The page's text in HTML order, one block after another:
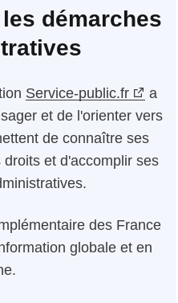
démarches
Service-public.fr
a
et de l'orienter vers
de connaître ses
et d'accomplir ses
des France
globale et en